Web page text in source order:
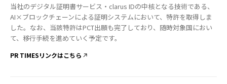
当社のデジタル証明書サービス・clarus IDの中核となる技術である、
AI×ブロックチェーンによる証明システムにおいて、特許を取得しま
した。なお、当該特許はPCT出願も完了しており、随時対象国におい
て、移行手続を進めていく予定です。
PR TIMESリンクはこちら